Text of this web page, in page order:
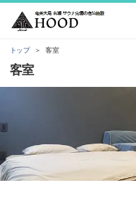
トップ 客室
客室